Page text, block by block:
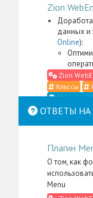
Zion
данных и
Online):
Zion
Классы
Что такое
Zion
меню
скрипты
ОТВЕТЫ
Плагин
О том, как
Menu